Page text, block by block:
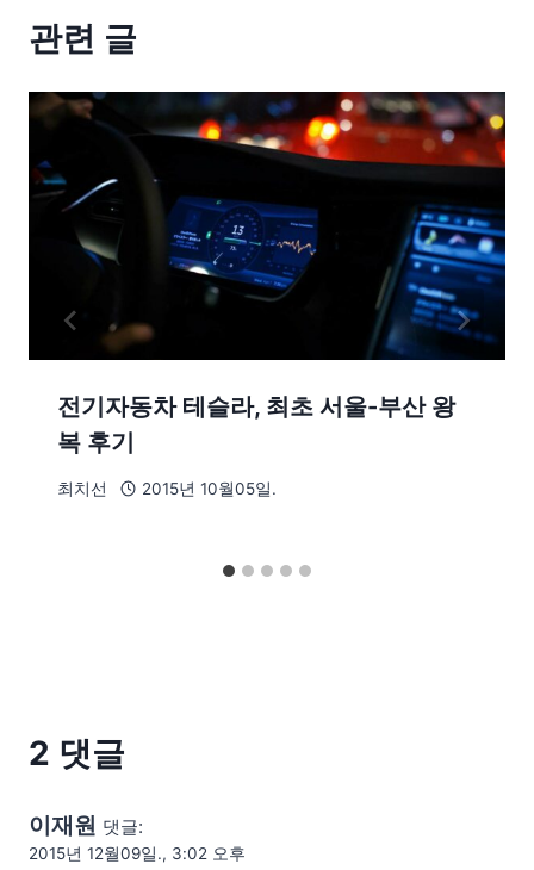
관련 글
전기자동차 테슬라, 최초 서울-부산 왕
복 후기
최치선 2015년 10월05일.
2 댓글
이재원 댓글:
2015년 12월09일., 3:02 오후